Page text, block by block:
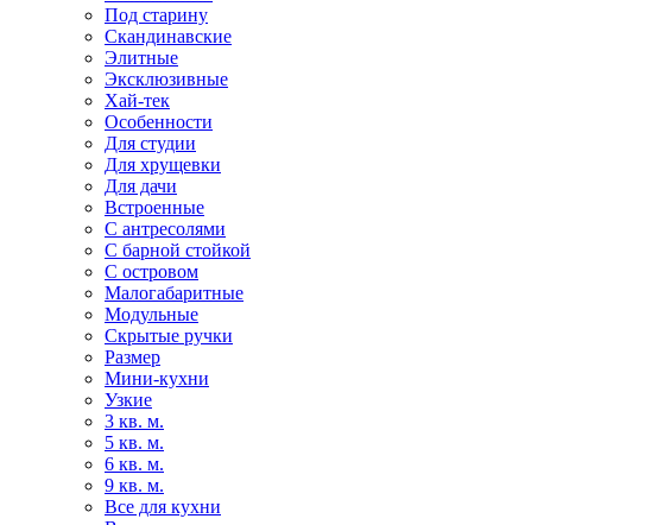
Под старину
Скандинавские
Элитные
Эксклюзивные
Хай-тек
Особенности
Для студии
Для хрущевки
Для дачи
Встроенные
С антресолями
С барной стойкой
С островом
Малогабаритные
Модульные
Скрытые ручки
Размер
Мини-кухни
Узкие
3 кв. м.
5 кв. м.
6 кв. м.
9 кв. м.
Все для кухни